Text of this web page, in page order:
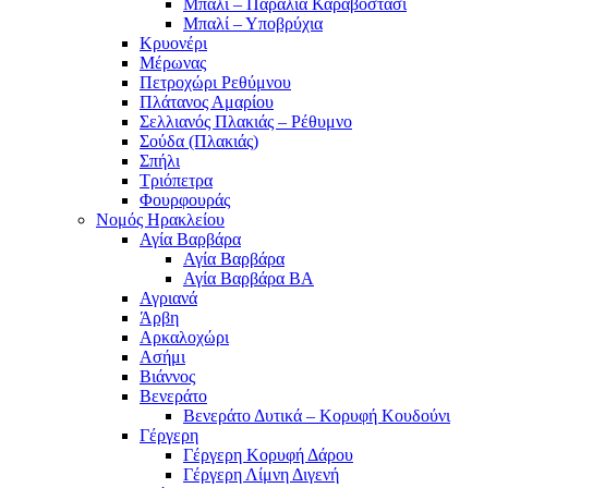
Μπαλί – Παραλία Καραβοστάσι
Μπαλί – Υποβρύχια
Κρυονέρι
Μέρωνας
Πετροχώρι Ρεθύμνου
Πλάτανος Αμαρίου
Σελλιανός Πλακιάς – Ρέθυμνο
Σούδα (Πλακιάς)
Σπήλι
Τριόπετρα
Φουρφουράς
Νομός Ηρακλείου
Αγία Βαρβάρα
Αγία Βαρβάρα
Αγία Βαρβάρα ΒΑ
Αγριανά
Άρβη
Αρκαλοχώρι
Ασήμι
Βιάννος
Βενεράτο
Βενεράτο Δυτικά – Κορυφή Κουδούνι
Γέργερη
Γέργερη Κορυφή Δάρου
Γέργερη Λίμνη Διγενή